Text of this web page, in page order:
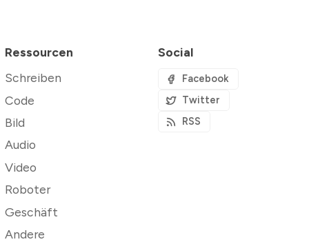
Ressourcen
Schreiben
Code
Bild
Audio
Video
Roboter
Geschäft
Andere
Social
Facebook
Twitter
RSS